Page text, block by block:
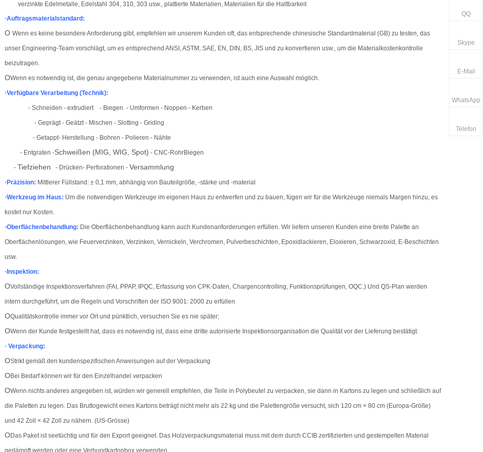
verzinkte Edelmetalle, Edelstahl 304, 310, 303 usw., plattierte Materialien, Materialien für die Haltbarkeit
·Auftragsmaterialstandard:
O Wenn es keine besondere Anforderung gibt, empfehlen wir unserem Kunden oft, das entsprechende chinesische Standardmaterial (GB) zu testen, das
unser Engineering-Team vorschlägt, um es entsprechend ANSI, ASTM, SAE, EN, DIN, BS, JIS und zu konvertieren usw., um die Materialkostenkontrolle
beizutragen.
OWenn es notwendig ist, die genau angegebene Materialnummer zu verwenden, ist auch eine Auswahl möglich.
·Verfügbare Verarbeitung (Technik):
- Schneiden - extrudiert- Biegen - Umformen - Noppen - Kerben
- Geprägt - Geätzt - Mischen - Slotting - Griding
- Getappt- Herstellung - Bohren - Polieren - Nähte
- Entgraten -Schweißen (MIG, WIG, Spot) - CNC-RohrBiegen
- Tiefziehen - Drücken- Perforationen - Versammlung
· Präzision: Mittlerer Füllstand: ± 0,1 mm, abhängig von Bauteilgröße, -stärke und -material
·Werkzeug im Haus: Um die notwendigen Werkzeuge im eigenen Haus zu entwerfen und zu bauen, fügen wir für die Werkzeuge niemals Margen hinzu, es
kostet nur Kosten.
·Oberflächenbehandlung: Die Oberflächenbehandlung kann auch Kundenanforderungen erfüllen. Wir liefern unseren Kunden eine breite Palette an
Oberflächenlösungen, wie Feuerverzinken, Verzinken, Vernickeln, Verchromen, Pulverbeschichten, Epoxidlackieren, Eloxieren, Schwarzoxid, E-Beschichten
usw.
· Inspektion:
OVollständige Inspektionsverfahren (FAI, PPAP, IPQC, Erfassung von CPK-Daten, Chargencontrolling, Funktionsprüfungen, OQC.) Und QS-Plan werden
intern durchgeführt, um die Regeln und Vorschriften der ISO 9001: 2000 zu erfüllen
OQualitätskontrolle immer vor Ort und pünktlich, versuchen Sie es nie später;
OWenn der Kunde festgestellt hat, dass es notwendig ist, dass eine dritte autorisierte Inspektionsorganisation die Qualität vor der Lieferung bestätigt.
· Verpackung:
OStrikt gemäß den kundenspezifischen Anweisungen auf der Verpackung
OBei Bedarf können wir für den Einzelhandel verpacken
OWenn nichts anderes angegeben ist, würden wir generell empfehlen, die Teile in Polybeutel zu verpacken, sie dann in Kartons zu legen und schließlich auf
die Paletten zu legen. Das Bruttogewicht eines Kartons beträgt nicht mehr als 22 kg und die Palettengröße versucht, sich 120 cm × 80 cm (Europa-Größe)
und 42 Zoll × 42 Zoll zu nähern. (US-Grösse)
ODas Paket ist seetüchtig und für den Export geeignet. Das Holzverpackungsmaterial muss mit dem durch CCIB zertifizierten und gestempelten Material
gedämpft werden oder eine Verbundkartonbox verwenden.
QQ
Skype
E-Mail
WhatsApp
Telefon